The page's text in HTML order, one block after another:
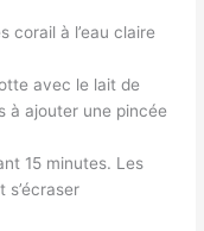
corail à l’eau claire
avec le lait de
à ajouter une pincée
15 minutes. Les
s’écraser